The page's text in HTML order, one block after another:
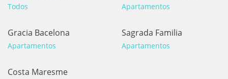
Todos Apartamentos
Gracia Bacelona
Apartamentos
Sagrada Familia
Apartamentos
Costa Maresme